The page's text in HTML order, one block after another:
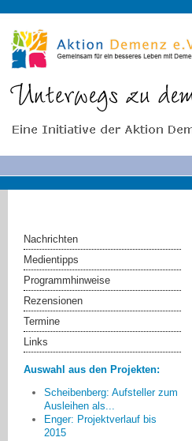
Nachrichten
Medientipps
Programmhinweise
Rezensionen
Termine
Links
Auswahl aus den Projekten:
Scheibenberg: Aufsteller zum
Ausleihen als...
Enger: Projektverlauf bis
2015
Zur "Demenzfreundlichkeit" im
Kreis Düren fehlen noch